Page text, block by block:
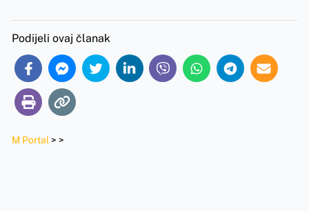
Podijeli ovaj članak
M Portal > >